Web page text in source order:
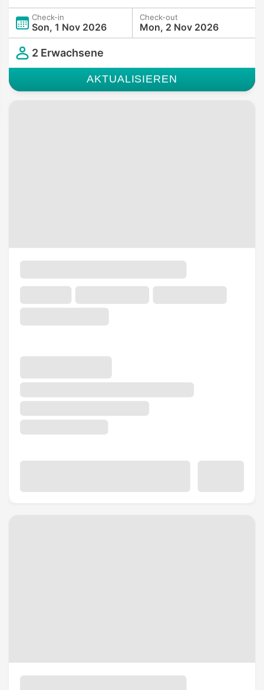
Check-in
Son, 1 Nov 2026
Check-out
Mon, 2 Nov 2026
2 Erwachsene
AKTUALISIEREN